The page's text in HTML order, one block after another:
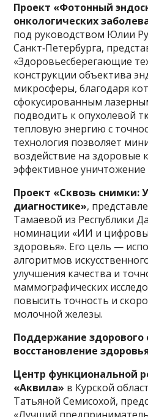
Проект «Фотонный
онкологических
под руководством Юлии
Санкт‑Петербурга,
«Здоровьесберегающие
конструкции объектива
микросферы, благодаря
сфокусированным
подводить к опухолевой
тепловую энергию с
технология позволяет
воздействие на здоровые
эффективное уничтожение
Проект «Сквозь снимки:
диагностике»,
Тамаевой из Республики
номинации «ИИ и
здоровья». Его цель —
алгоритмов
улучшения качества и
маммографических
повысить точность и
молочной железы.
Поддержание здорового
восстановление
Центр функциональной
«Аквила» в Курской
Татьяной Семисохой,